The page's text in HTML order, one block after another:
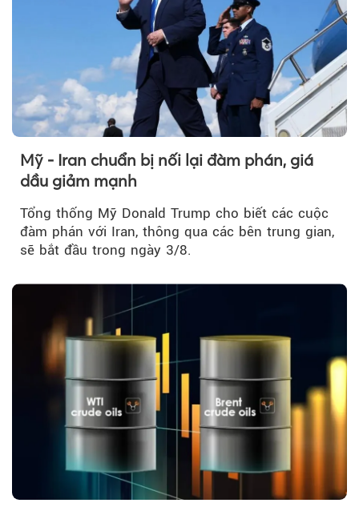
Mỹ - Iran chuẩn bị nối lại đàm phán, giá
dầu giảm mạnh
Tổng thống Mỹ Donald Trump cho biết các cuộc
đàm phán với Iran, thông qua các bên trung gian,
sẽ bắt đầu trong ngày 3/8.